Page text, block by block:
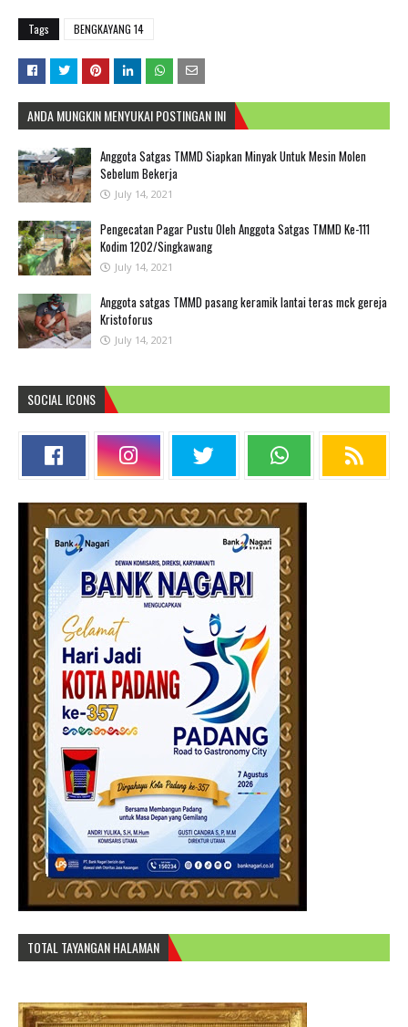
Tags BENGKAYANG 14
ANDA MUNGKIN MENYUKAI POSTINGAN INI
Anggota Satgas TMMD Siapkan Minyak Untuk Mesin Molen
Sebelum Bekerja
July 14, 2021
Pengecatan Pagar Pustu Oleh Anggota Satgas TMMD Ke-111
Kodim 1202/Singkawang
July 14, 2021
Anggota satgas TMMD pasang keramik lantai teras mck gereja
Kristoforus
July 14, 2021
SOCIAL ICONS
TOTAL TAYANGAN HALAMAN